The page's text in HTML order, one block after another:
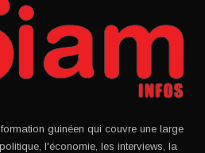
guinéen qui couvre une large
l'économie, les interviews, la